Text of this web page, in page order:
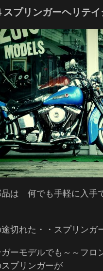
スプリンガーヘリテ
は 何でも手軽に入手
切れた・・スプリンガ
ーモデルでも～～フロ
プリンガーが